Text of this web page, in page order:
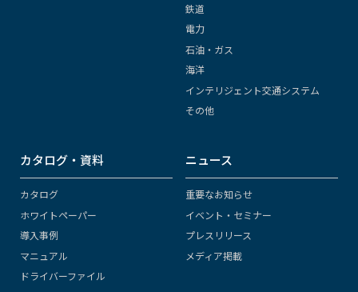
鉄道
電力
石油・ガス
海洋
インテリジェント交通システム
その他
カタログ・資料
カタログ
ホワイトペーパー
導入事例
マニュアル
ドライバーファイル
ニュース
重要なお知らせ
イベント・セミナー
プレスリリース
メディア掲載